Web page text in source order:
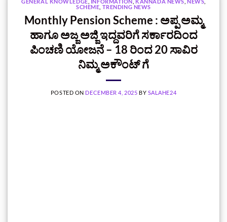
SCHEME TRENDING NEWS
Monthly Pension Scheme : ಅಪ್ಪ ಅಮ್ಮ
ಹಾಗೂ ಅಜ್ಜ ಅಜ್ಜಿ ಇದ್ದವರಿಗೆ ಸರ್ಕಾರದಿಂದ
ಪಿಂಚಣಿ ಯೋಜನೆ – 18 ರಿಂದ 20 ಸಾವಿರ
ನಿಮ್ಮ ಅಕೌಂಟ್‌ ಗೆ
POSTED ON DECEMBER 4, 2025 BY SALAHE24